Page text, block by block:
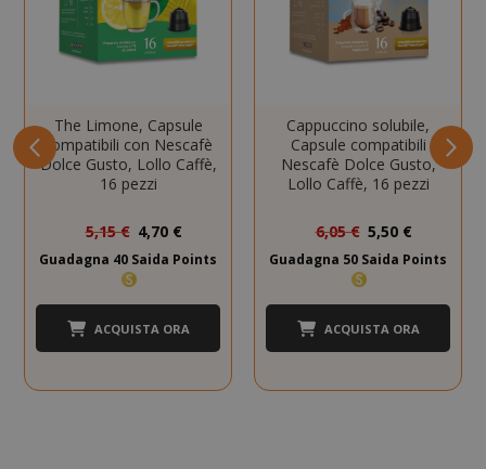
The Limone, Capsule
compatibili con Nescafè
Dolce Gusto, Lollo Caffè,
16 pezzi
5,15 € speciale
4,70 €
Guadagna 40 Saida Points
ACQUISTA ORA
Cappuccino solubile,
Capsule compatibili
Nescafè Dolce Gusto,
Lollo Caffè, 16 pezzi
6,05 € speciale
5,50 €
Guadagna 50 Saida Points
ACQUISTA ORA
I cookie strettamente necessari
consentono le funzionalità principali del
sito web come l'accesso dell'utente e la
cookie strettamente necessari.
NOME